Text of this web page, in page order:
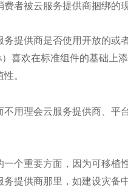
者被云服务提供商捆绑的
提供商是否使用开放的或
喜欢在标准组件的基础上
。
用理会云服务提供商、平
个重要方面，因为可移植
提供商那里，如建设灾备